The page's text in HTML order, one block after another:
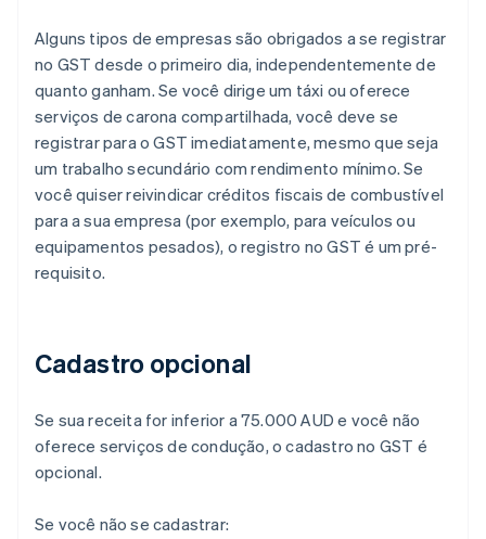
Alguns tipos de empresas são obrigados a se registrar
no GST desde o primeiro dia, independentemente de
quanto ganham. Se você dirige um táxi ou oferece
serviços de carona compartilhada, você deve se
registrar para o GST imediatamente, mesmo que seja
um trabalho secundário com rendimento mínimo. Se
você quiser reivindicar créditos fiscais de combustível
para a sua empresa (por exemplo, para veículos ou
equipamentos pesados), o registro no GST é um pré-
requisito.
Cadastro opcional
Se sua receita for inferior a 75.000 AUD e você não
oferece serviços de condução, o cadastro no GST é
opcional.
Se você não se cadastrar: